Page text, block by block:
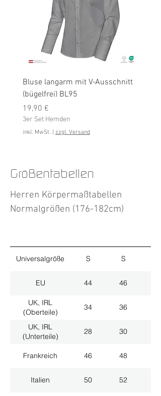
Bluse langarm mit V-Ausschnitt
(bügelfrei) BL95
Preis
19,90 €
3er Set Hemden
inkl. MwSt. zzgl. Versand
Größentabellen
Herren Körpermaßtabellen
Normalgrößen (176-182cm)
Universalgröße S S
EU 44 46
UK, IRL
(Oberteile)
34 36
UK, IRL
(Unterteile)
28 30
Frankreich 46 48
Italien 50 52